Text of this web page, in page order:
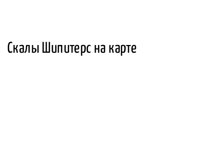
Скалы Шипитерс на карте